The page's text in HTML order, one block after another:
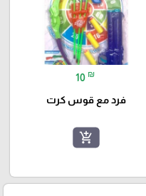
10 ₪
فرد مع قوس كرت
add_shopping_cart